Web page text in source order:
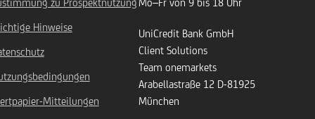
zu Prospektnutzung
Hinweise
Mitteilungen
Mo–Fr von 9 bis 18 Uhr
UniCredit Bank GmbH
Client Solutions
Team onemarkets
Arabellastraße 12 D-81925
München